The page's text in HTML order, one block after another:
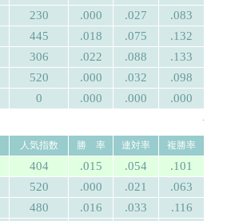
230 .000 .027 .083
445 .018 .075 .132
306 .022 .088 .133
520 .000 .032 .098
0 .000 .000 .000
.
人気指数 勝 率 連対率
複勝率
404 .015 .054 .101
520 .000 .021 .063
480 .016 .033 .116